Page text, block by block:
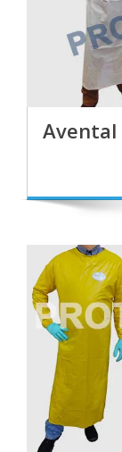
Avental